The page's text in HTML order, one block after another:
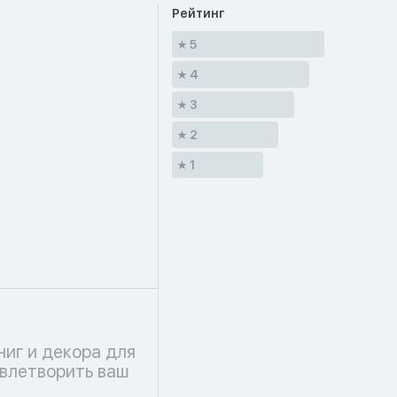
Рейтинг
5
4
3
2
1